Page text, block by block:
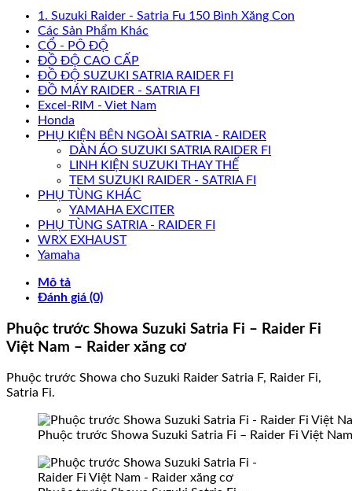
1. Suzuki Raider - Satria Fu 150 Bình Xăng Con
Các Sản Phẩm Khác
CỔ - PÔ ĐỘ
ĐỒ ĐỘ CAO CẤP
ĐỒ ĐỘ SUZUKI SATRIA RAIDER FI
ĐỒ MÁY RAIDER - SATRIA FI
Excel-RIM - Viet Nam
Honda
PHỤ KIỆN BÊN NGOÀI SATRIA - RAIDER
DÀN ÁO SUZUKI SATRIA RAIDER FI
LINH KIỆN SUZUKI THAY THẾ
TEM SUZUKI RAIDER - SATRIA FI
PHỤ TÙNG KHÁC
YAMAHA EXCITER
PHỤ TÙNG SATRIA - RAIDER FI
WRX EXHAUST
Yamaha
Mô tả
Đánh giá (0)
Phuộc trước Showa Suzuki Satria Fi – Raider Fi
Việt Nam – Raider xăng cơ
Phuộc trước Showa cho Suzuki Raider Satria F, Raider Fi,
Satria Fi.
Phuộc trước Showa Suzuki Satria Fi – Raider Fi Việt